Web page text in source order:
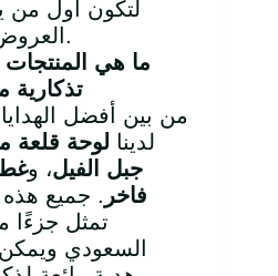
لتكون أول
العروض الجديدة.
ما هي المنتجات
تذكارية
من بين أفضل الهدايا
لدينا لوحة قلعة
جبل الفيل، و
فاخر . جميع هذه
تمثل جزءًا
السعودي